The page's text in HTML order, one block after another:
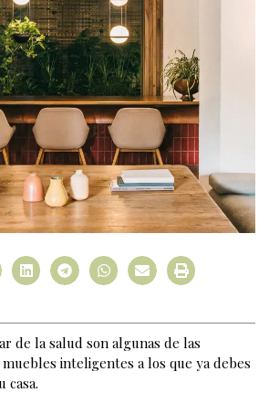
de la salud son algunas de las
inteligentes a los que ya debes
casa.